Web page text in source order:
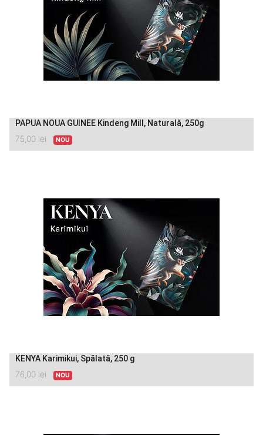
PAPUA NOUA GUINEE Kindeng Mill, Naturală, 250g
75,00 lei NOU
KENYA Karimikui, Spălată, 250 g
76,00 lei NOU